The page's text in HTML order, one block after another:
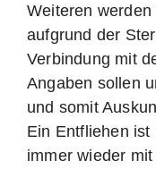
Weiteren
aufgrund der
Verbindung mit
Angaben sollen
und somit
Ein Entfliehen ist
immer wieder